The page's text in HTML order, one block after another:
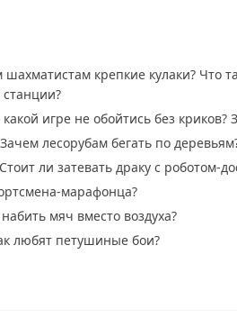
крепкие кулаки? Что
игре не обойтись без криков?
лесорубам бегать по
ли затевать драку с роботом-
марафонца?
мяч вместо воздуха?
любят петушиные бои?
последний выпуск, смотреть Как